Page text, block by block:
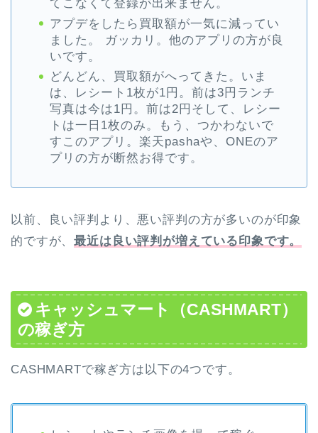
てこなくて登録が出来ません。
アプデをしたら買取額が一気に減ってい
ました。 ガッカリ。他のアプリの方が良
いです。
どんどん、買取額がへってきた。いま
は、レシート1枚が1円。前は3円ランチ
写真は今は1円。前は2円そして、レシー
トは一日1枚のみ。もう、つかわないで
すこのアプリ。楽天pashaや、ONEのア
プリの方が断然お得です。
以前、良い評判より、悪い評判の方が多いのが印象
的ですが、最近は良い評判が増えている印象です。
キャッシュマート（CASHMART）
の稼ぎ方
CASHMARTで稼ぎ方は以下の4つです。